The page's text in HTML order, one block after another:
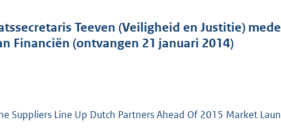
s
t
Teeven (Veiligheid en Justitie)
Financiën (ontvangen 21 januari 2014)
Suppliers Line Up Dutch Partners Ahead Of 2015 Market